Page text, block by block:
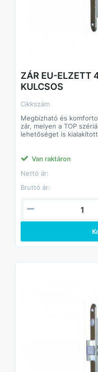
ZÁR EU-ELZETT
KULCSOS
Cikkszám
Megbízható és
zár, melyen a TOP
lehetőséget is
1 db tollas kulcs a
Van raktáron
Nettó ár:
Bruttó ár: